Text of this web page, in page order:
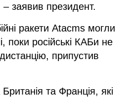
– заявив президент.
ракети Atacms могли
поки російські КАБи не
припустив
та Франція, які